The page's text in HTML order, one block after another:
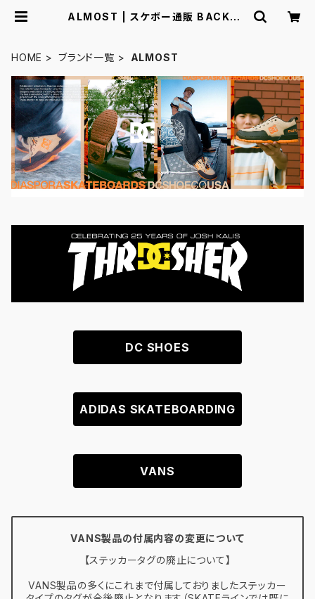
ALMOST | スケボー通販 BACKDO
HOME ブランド一覧 ALMOST
DC SHOES
ADIDAS SKATEBOARDING
VANS
VANS製品の付属内容の変更について
【ステッカータグの廃止について】
VANS製品の多くにこれまで付属しておりましたステッカー